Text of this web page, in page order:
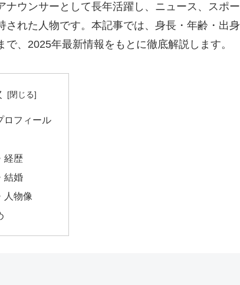
ウンサーとして長年活躍し、ニュース、スポー
れた人物です。本記事では、身長・年齢・出身
、2025年最新情報をもとに徹底解説します。
ロフィール
経歴
結婚
人物像